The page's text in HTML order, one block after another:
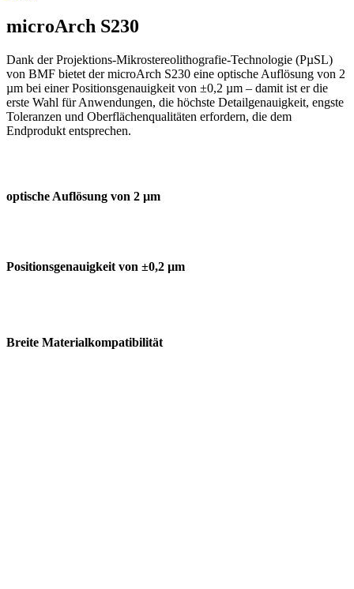
microArch S230
Dank der Projektions-Mikrostereolithografie-Technologie (PµSL)
von BMF bietet der microArch S230 eine optische Auflösung von 2
µm bei einer Positionsgenauigkeit von ±0,2 µm – damit ist er die
erste Wahl für Anwendungen, die höchste Detailgenauigkeit, engste
Toleranzen und Oberflächenqualitäten erfordern, die dem
Endprodukt entsprechen.
optische Auflösung von 2 µm
Positionsgenauigkeit von ±0,2 µm
Breite Materialkompatibilität